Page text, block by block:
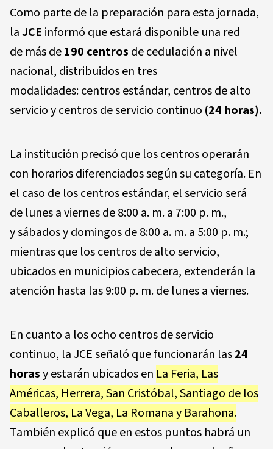
Como parte de la preparación para esta jornada,
laJCE informó que estará disponible una red
de más de190 centros de cedulación a nivel
nacional, distribuidos en tres
modalidades: centros estándar, centros de alto
servicio y centros de servicio continuo (24 horas).
La institución precisó que los centros operarán
con horarios diferenciados según su categoría. En
el caso de los centros estándar, el servicio será
de lunes a viernes de 8:00 a. m. a 7:00 p. m.,
y sábados y domingos de 8:00 a. m. a 5:00 p. m.;
mientras que los centros de alto servicio,
ubicados en municipios cabecera, extenderán la
atención hasta las 9:00 p. m. de lunes a viernes.
En cuanto a los ocho centros de servicio
continuo, la JCE señaló que funcionarán las24
horasy estarán ubicados en La Feria, Las
Américas, Herrera, San Cristóbal, Santiago de los
Caballeros, La Vega, La Romana y Barahona.
También explicó que en estos puntos habrá un